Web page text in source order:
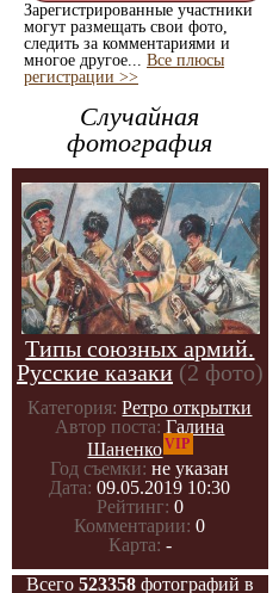
Зарегистрированные участники
могут размещать свои фото,
следить за комментариями и
многое другое... Все плюсы
регистрации >>
Случайная
фотография
Типы союзных армий.
Русские казаки (2 фото)
Категория: Ретро открытки
Автор поста: Галина
ШаненкоVIP
Год съемки: не указан
Дата: 09.05.2019 10:30
Рейтинг: 0
Комментарии: 0
Карта: -
Всего 523358 фотографий в